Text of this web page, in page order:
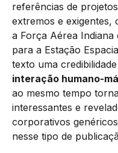
referências de
extremos e exigentes,
a Força Aérea Indiana
para a Estação
texto uma
interação humano-
ao mesmo tempo
interessantes e
corporativos
nesse tipo de